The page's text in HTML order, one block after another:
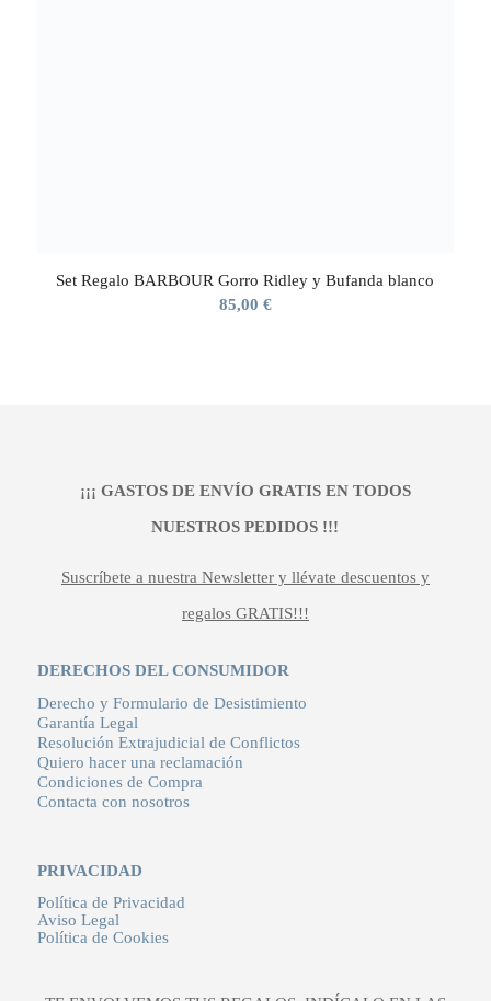
Set Regalo BARBOUR Gorro Ridley y Bufanda blanco
85,00 €
¡¡¡ GASTOS DE ENVÍO GRATIS EN TODOS
NUESTROS PEDIDOS !!!
Suscríbete a nuestra Newsletter y llévate descuentos y
regalos GRATIS!!!
DERECHOS DEL CONSUMIDOR
Derecho y Formulario de Desistimiento
Garantía Legal
Resolución Extrajudicial de Conflictos
Quiero hacer una reclamación
Condiciones de Compra
Contacta con nosotros
PRIVACIDAD
Política de Privacidad
Aviso Legal
Política de Cookies